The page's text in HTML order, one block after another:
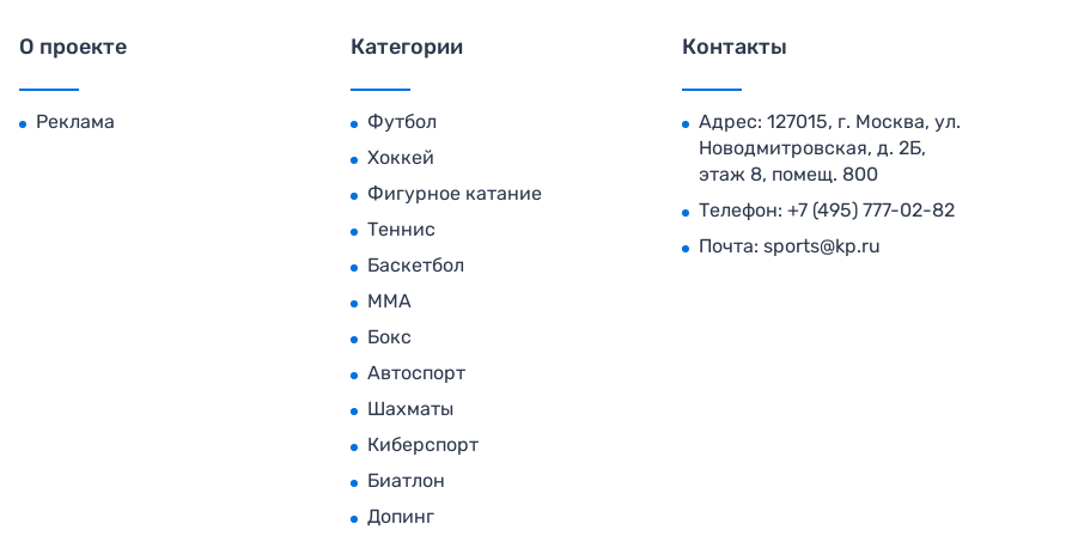
О проекте
Реклама
Категории
Футбол
Хоккей
Фигурное катание
Теннис
Баскетбол
MMA
Бокс
Автоспорт
Шахматы
Киберспорт
Биатлон
Допинг
Контакты
Адрес: 127015, г. Москва, ул.
Новодмитровская, д. 2Б,
этаж 8, помещ. 800
Телефон: +7 (495) 777-02-82
Почта: sports@kp.ru